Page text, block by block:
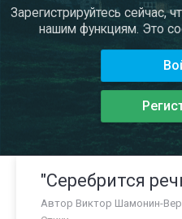
Зарегистрируйтесь сейчас,
нашим функциям. Это
"Серебрится
Автор Виктор Шамонин-